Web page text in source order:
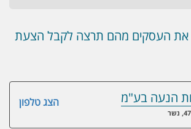
את העסקים מהם תרצה לקבל הצעת
הצג טלפון הנעה בע"מ